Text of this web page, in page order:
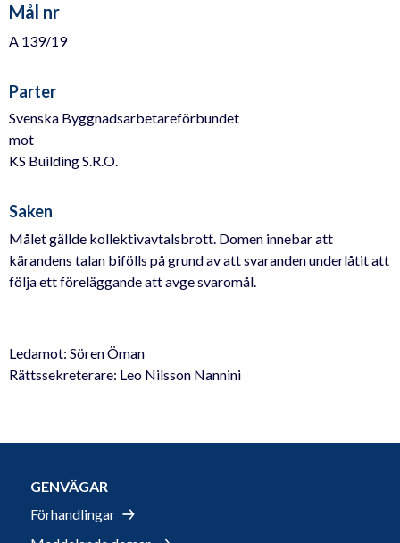
Mål nr
A 139/19
Parter
Svenska Byggnadsarbetareförbundet
mot
KS Building S.R.O.
Saken
Målet gällde kollektivavtalsbrott. Domen innebar att
kärandens talan bifölls på grund av att svaranden underlåtit att
följa ett föreläggande att avge svaromål.
Ledamot: Sören Öman
Rättssekreterare: Leo Nilsson Nannini
GENVÄGAR
Förhandlingar